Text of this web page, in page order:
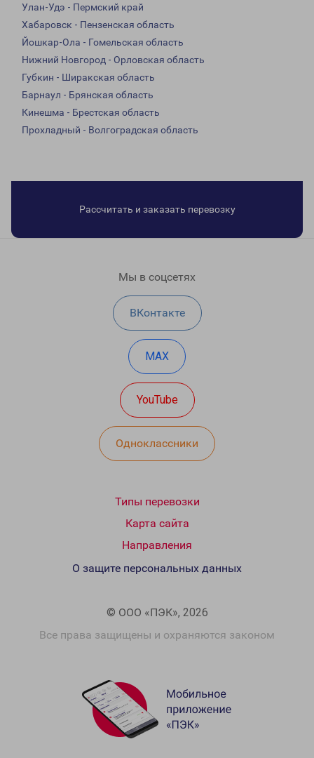
Улан-Удэ - Пермский край
Хабаровск - Пензенская область
Йошкар-Ола - Гомельская область
Нижний Новгород - Орловская область
Губкин - Ширакская область
Барнаул - Брянская область
Кинешма - Брестская область
Прохладный - Волгоградская область
Рассчитать и заказать перевозку
Мы в соцсетях
ВКонтакте
MAX
YouTube
Одноклассники
Типы перевозки
Карта сайта
Направления
© ООО «ПЭК», 2026
Все права защищены и охраняются законом
О защите персональных данных